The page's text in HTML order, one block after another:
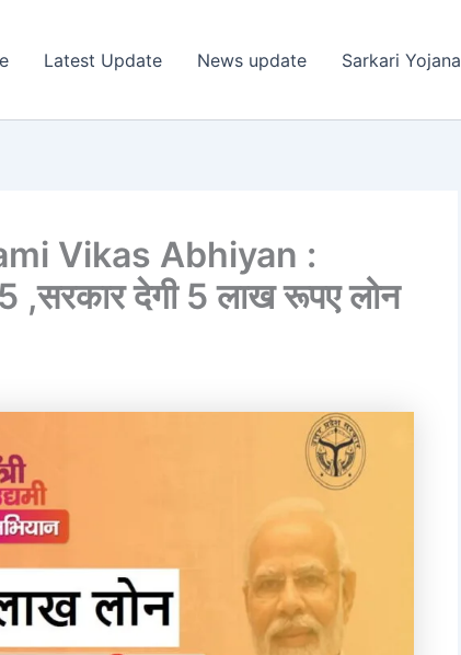
Latest Update News update Sarkari Yojana
Vikas Abhiyan :
,सरकार देगी 5 लाख रूपए लोन